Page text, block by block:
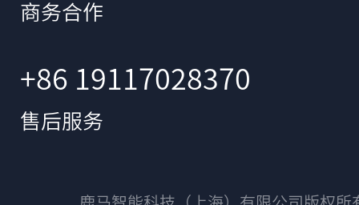
商务合作
+86 19117028370
售后服务
鹿马智能科技（上海）有限公司版权